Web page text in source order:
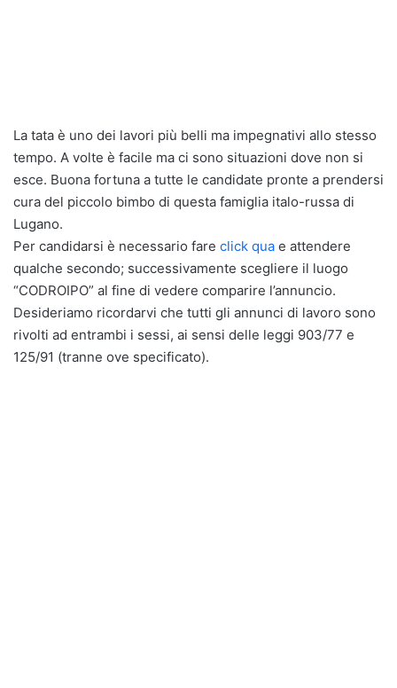
La tata è uno dei lavori più belli ma impegnativi allo stesso
tempo. A volte è facile ma ci sono situazioni dove non si
esce. Buona fortuna a tutte le candidate pronte a prendersi
cura del piccolo bimbo di questa famiglia italo-russa di
Lugano.
Per candidarsi è necessario fare click qua e attendere
qualche secondo; successivamente scegliere il luogo
“CODROIPO” al fine di vedere comparire l’annuncio.
Desideriamo ricordarvi che tutti gli annunci di lavoro sono
rivolti ad entrambi i sessi, ai sensi delle leggi 903/77 e
125/91 (tranne ove specificato).